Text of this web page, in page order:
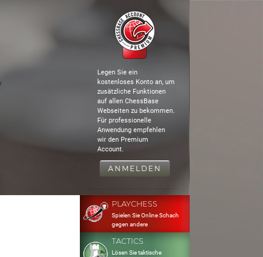
Legen Sie ein
kostenloses Konto an, um
zusätzliche Funktionen
auf allen ChessBase
Webseiten zu bekommen.
Für professionelle
Anwendung empfehlen
wir den Premium
Account.
ANMELDEN
PLAYCHESS
Spielen Sie Online Schach
gegen andere
TACTICS
Lösen Sie taktische